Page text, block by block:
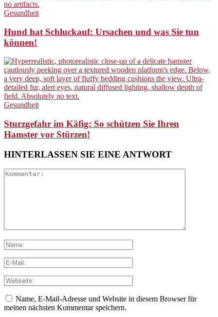
Gesundheit
Hund hat Schluckauf: Ursachen und was Sie tun
können!
Gesundheit
Sturzgefahr im Käfig: So schützen Sie Ihren
Hamster vor Stürzen!
HINTERLASSEN SIE EINE ANTWORT
Name, E-Mail-Adresse und Website in diesem Browser für
meinen nächsten Kommentar speichern.